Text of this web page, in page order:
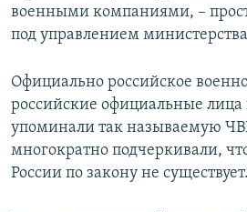
военными компаниями, –
под управлением
Официально российское
российские официальные лица
упоминали так называемую
многократно подчеркивали,
России по закону не существует.